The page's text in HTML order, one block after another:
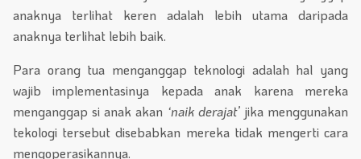
anaknya terlihat keren adalah lebih utama daripada
anaknya terlihat lebih baik.
Para orang tua menganggap teknologi adalah hal yang
wajib implementasinya kepada anak karena mereka
menganggap si anak akan ‘naik derajat’jika menggunakan
tekologi tersebut disebabkan mereka tidak mengerti cara
mengoperasikannya.